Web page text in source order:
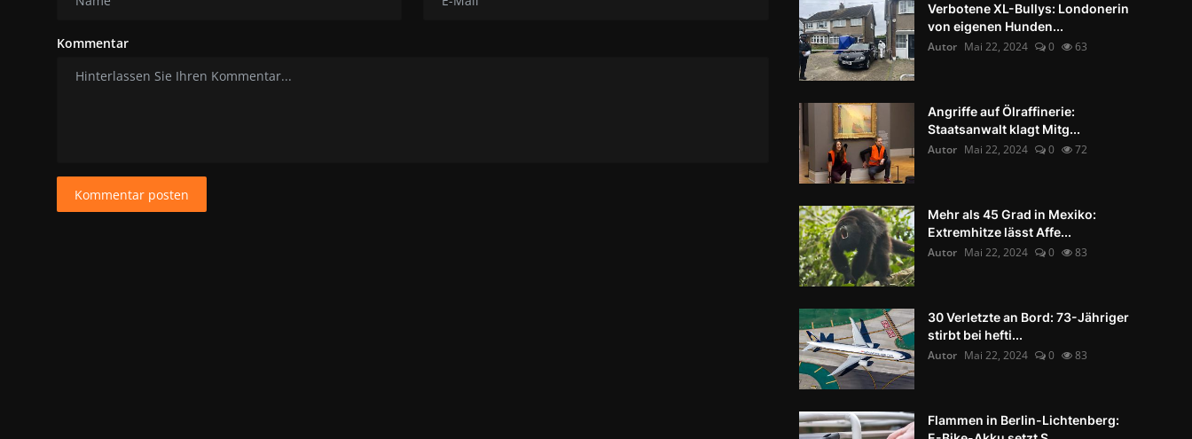
Kommentar
Kommentar posten
Verbotene XL-Bullys: Londonerin
von eigenen Hunden...
Autor Mai 22, 2024 0 63
Angriffe auf Ölraffinerie:
Staatsanwalt klagt Mitg...
Autor Mai 22, 2024 0 72
Mehr als 45 Grad in Mexiko:
Extremhitze lässt Affe...
Autor Mai 22, 2024 0 83
30 Verletzte an Bord: 73-Jähriger
stirbt bei hefti...
Autor Mai 22, 2024 0 83
Flammen in Berlin-Lichtenberg: